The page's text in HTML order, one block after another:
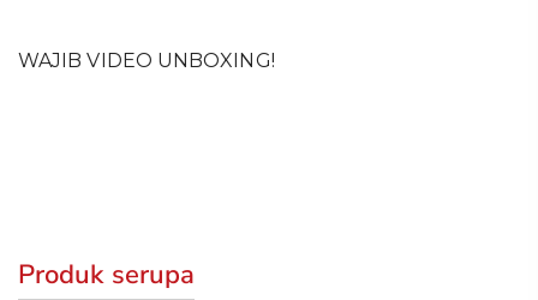
WAJIB VIDEO UNBOXING!
Produk serupa